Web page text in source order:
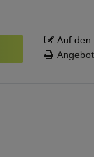
Auf den